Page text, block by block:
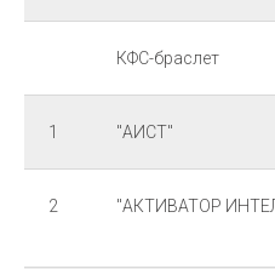
КФС-браслет
1 "АИСТ"
2 "АКТИВАТОР